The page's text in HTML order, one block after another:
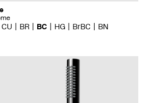
CU BR BC HG BrBC BN